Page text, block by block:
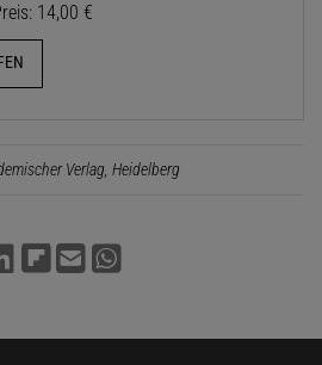
14,00 €
Verlag, Heidelberg